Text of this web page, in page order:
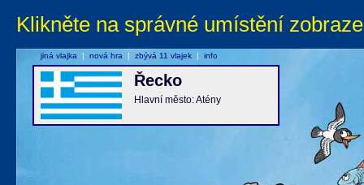
Klikněte na správné umístění
Řecko
Hlavní město: Atény
jiná vlajka | nová hra | zbývá 11 vlajek | info